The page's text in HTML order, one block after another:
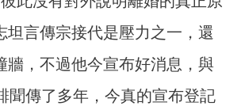
坦言傳宗接代是壓力之一，還
牆，不過他今宣布好消息，與
聞傳了多年，今真的宣布登記